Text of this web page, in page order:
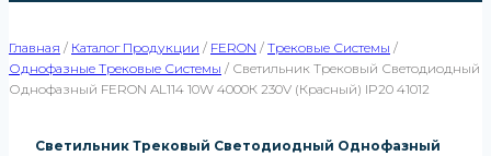
Главная / Каталог Продукции / FERON / Трековые Системы /
Однофазные Трековые Системы / Светильник Трековый Светодиодный
Однофазный FERON AL114 10W 4000К 230V (красный) IP20 41012
Светильник Трековый Светодиодный Однофазный